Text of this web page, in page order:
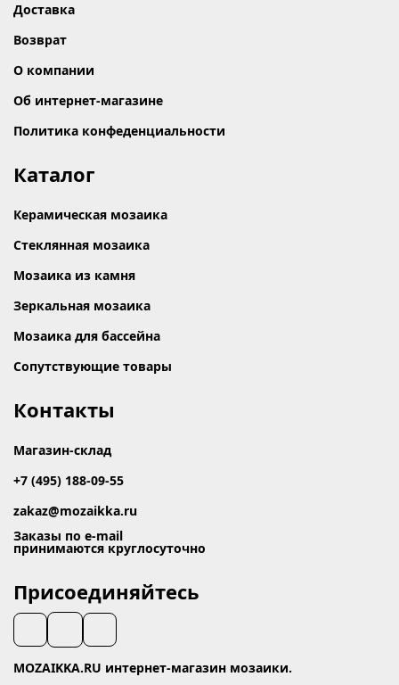
Доставка
Возврат
О компании
Об интернет-магазине
Политика конфеденциальности
Каталог
Керамическая мозаика
Стеклянная мозаика
Мозаика из камня
Зеркальная мозаика
Мозаика для бассейна
Сопутствующие товары
Контакты
Магазин-склад
+7 (495) 188-09-55
zakaz@mozaikka.ru
Заказы по e-mail
принимаются круглосуточно
Присоединяйтесь
MOZAIKKA.RU интернет-магазин мозаики.